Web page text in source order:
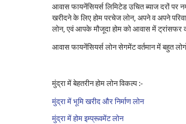
आवास फायनेंसियर्स लिमिटेड उचित ब्याज दरों पर
खरीदने के लिए होम परचेज लोन, अपने व अपने
लोन, एवं आपके मौजूदा होम को आवास में
आवास फायनेंसियर्स लोन सेगमेंट वर्तमान में बहुत
मुंद्रा में बेहतरीन होम लोन विकल्प :-
मुंद्रा में भूमि खरीद और निर्माण लोन
मुंद्रा में होम इम्प्रूवमेंट लोन